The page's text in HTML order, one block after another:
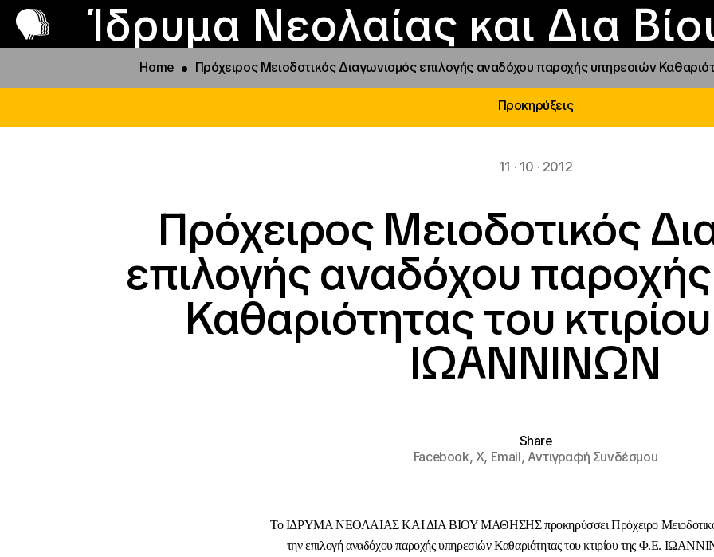
Ίδρυμα Νεολαίας και Δια
Το ΙΝΕΔΙΒΙΜ
Προγράμματα και
Φοιτητικές Εστίες
Παραχώρηση
Νέα
Επικοινωνία
Home Πρόχειρος Μειοδοτικός Διαγωνισμός επιλογής αναδόχου παροχής υπηρεσιών
Προκηρύξεις
11 · 10 · 2012
Πρόχειρος Μειοδοτικός
επιλογής αναδόχου
Καθαριότητας του
ΙΩΑΝΝΙΝΩΝ
Share
Facebook,X, Email,Αντιγραφή Συνδέσμου
Το ΙΔΡΥΜΑ ΝΕΟΛΑΙΑΣ ΚΑΙ ΔΙΑ ΒΙΟΥ ΜΑΘΗΣΗΣ προκηρύσσει Πρόχειρο Μειοδοτικό
την επιλογή αναδόχου παροχής υπηρεσιών Καθαριότητας του κτιρίου της Φ.Ε.